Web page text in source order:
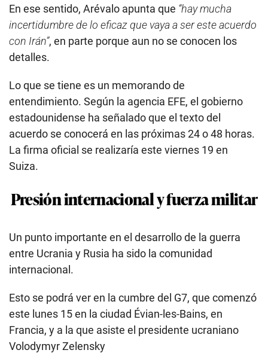
En ese sentido, Arévalo apunta que “hay mucha
incertidumbre de lo eficaz que vaya a ser este acuerdo
con Irán”, en parte porque aun no se conocen los
detalles.
Lo que se tiene es un memorando de
entendimiento. Según la agencia EFE, el gobierno
estadounidense ha señalado que el texto del
acuerdo se conocerá en las próximas 24 o 48 horas.
La firma oficial se realizaría este viernes 19 en
Suiza.
Presión internacional y fuerza militar
Un punto importante en el desarrollo de la guerra
entre Ucrania y Rusia ha sido la comunidad
internacional.
Esto se podrá ver en la cumbre del G7, que comenzó
este lunes 15 en la ciudad Évian-les-Bains, en
Francia, y a la que asiste el presidente ucraniano
Volodymyr Zelensky